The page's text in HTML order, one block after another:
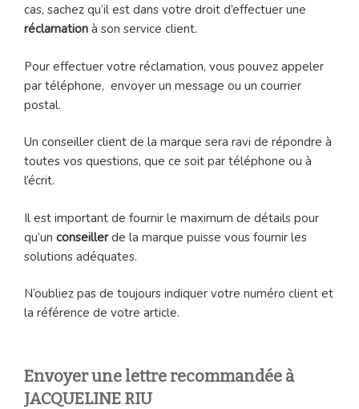
cas, sachez qu’il est dans votre droit d’effectuer une
réclamation à son service client.
Pour effectuer votre réclamation, vous pouvez appeler
par téléphone, envoyer un message ou un courrier
postal.
Un conseiller client de la marque sera ravi de répondre à
toutes vos questions, que ce soit par téléphone ou à
l’écrit.
Il est important de fournir le maximum de détails pour
qu’un conseillerde la marque puisse vous fournir les
solutions adéquates.
N’oubliez pas de toujours indiquer votre numéro client et
la référence de votre article.
Envoyer une lettre recommandée à
JACQUELINE RIU